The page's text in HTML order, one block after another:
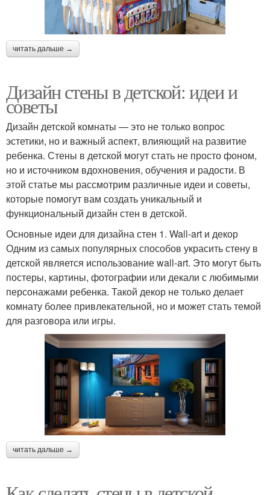
читать дальше →
Дизайн стены в детской: идеи и
советы
Дизайн детской комнаты — это не только вопрос
эстетики, но и важный аспект, влияющий на развитие
ребенка. Стены в детской могут стать не просто фоном,
но и источником вдохновения, обучения и радости. В
этой статье мы рассмотрим различные идеи и советы,
которые помогут вам создать уникальный и
функциональный дизайн стен в детской.
Основные идеи для дизайна стен 1. Wall-art и декор
Одним из самых популярных способов украсить стену в
детской является использование wall-art. Это могут быть
постеры, картины, фотографии или декали с любимыми
персонажами ребенка. Такой декор не только делает
комнату более привлекательной, но и может стать темой
для разговора или игры.
читать дальше →